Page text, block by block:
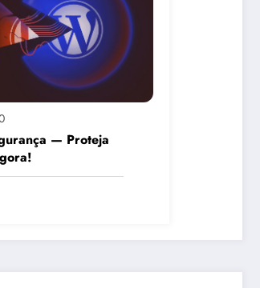
— Proteja